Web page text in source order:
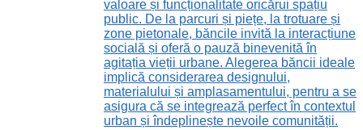
valoare și funcționalitate oricărui spațiu
public. De la parcuri și piețe, la trotuare și
zone pietonale, băncile invită la interacțiune
socială și oferă o pauză binevenită în
agitația vieții urbane. Alegerea băncii ideale
implică considerarea designului,
materialului și amplasamentului, pentru a se
asigura că se integrează perfect în contextul
urban și îndeplinește nevoile comunității.